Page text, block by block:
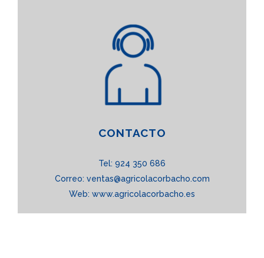
CONTACTO
Tel: 924 350 686
Correo: ventas@agricolacorbacho.com
Web: www.agricolacorbacho.es